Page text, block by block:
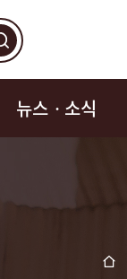
뉴스ㆍ소식